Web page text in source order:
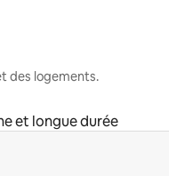
des logements.
et longue durée